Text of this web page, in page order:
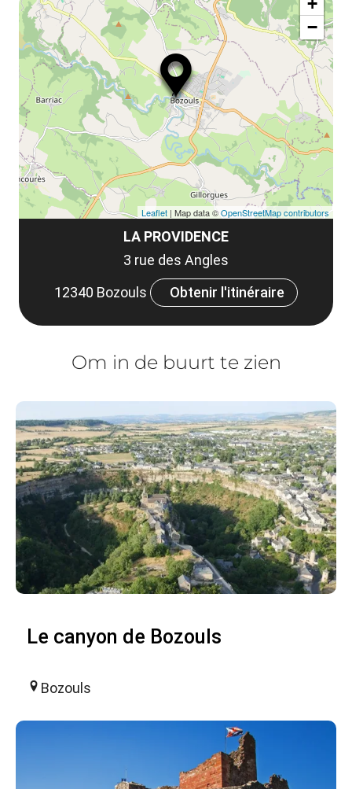
LA PROVIDENCE
3 rue des Angles
12340 Bozouls
Obtenir l'itinéraire
−
Leaflet | Map data ©OpenStreetMap contributors
Om in de buurt te zien
Le canyon de Bozouls
Bozouls